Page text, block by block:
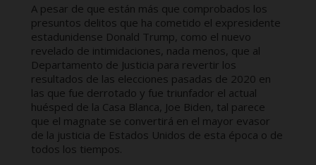
A pesar de que están más que comprobados los
presuntos delitos que ha cometido el expresidente
estadunidense Donald Trump, como el nuevo
revelado de intimidaciones, nada menos, que al
Departamento de Justicia para revertir los
resultados de las elecciones pasadas de 2020 en
las que fue derrotado y fue triunfador el actual
huésped de la Casa Blanca, Joe Biden, tal parece
que el magnate se convertirá en el mayor evasor
de la justicia de Estados Unidos de esta época o de
todos los tiempos.